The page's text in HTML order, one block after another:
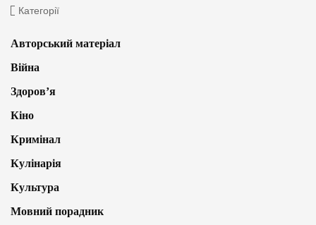
Категорії
Авторський матеріал
Війна
Здоров’я
Кіно
Кримінал
Кулінарія
Культура
Мовний порадник